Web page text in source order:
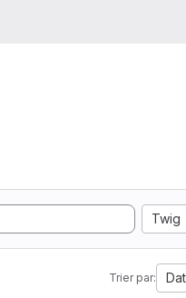
Twig
Trier par: